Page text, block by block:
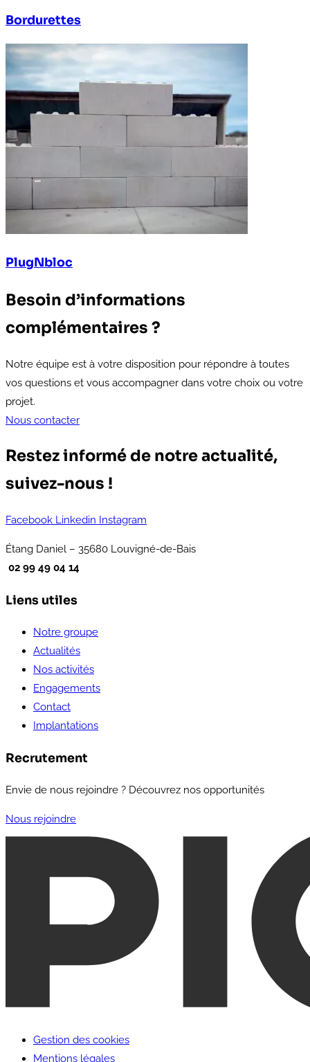
Bordurettes
PlugNbloc
Besoin d’informations
complémentaires ?
Notre équipe est à votre disposition pour répondre à toutes
vos questions et vous accompagner dans votre choix ou votre
projet.
Nous contacter
Restez informé de notre actualité,
suivez-nous !
Facebook Linkedin Instagram
Étang Daniel – 35680 Louvigné-de-Bais
02 99 49 04 14
Liens utiles
Notre groupe
Actualités
Nos activités
Engagements
Contact
Implantations
Recrutement
Envie de nous rejoindre ? Découvrez nos opportunités
Nous rejoindre
Gestion des cookies
Mentions légales